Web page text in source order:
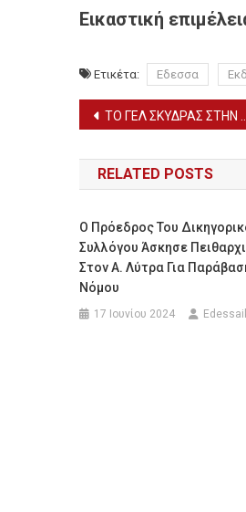
Εικαστική
Ετικέτα: Εδεσσα
Πλοήγηση
άρθρων
ΤΟ ΓΕΛ ΣΚΥΔΡΑΣ ΣΤΗΝ ΠΟΡΤΟΓΑΛΙΑ ΜΕΣΩ ERASMUS+
RELATED POSTS
Ο Πρόεδρος Του
Συλλόγου Άσκησε
Στον Α. Λύτρα Για
Νόμου
17 Ιουνίου 2024